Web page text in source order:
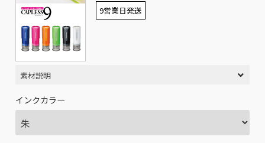
9営業日発送
素材説明
インクカラー